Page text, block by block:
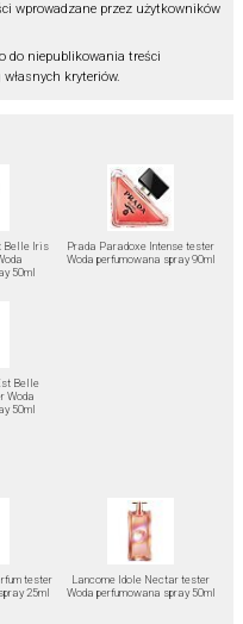
wprowadzane przez użytkowników
do niepublikowania treści
kryteriów.
Belle Iris
50ml
Prada Paradoxe Intense tester
Woda perfumowana spray 90ml
Belle
Woda
50ml
tester
25ml
Lancome Idole Nectar tester
Woda perfumowana spray 50ml